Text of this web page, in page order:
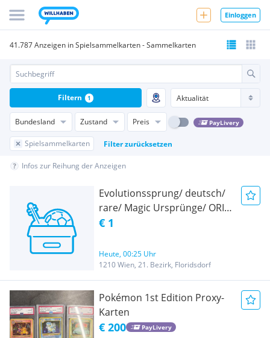
Einloggen
41.787 Anzeigen in Spielsammelkarten - Sammelkarten
Bundesland Zustand Preis PayLivery
Spielsammelkarten Filter zurücksetzen
Filtern 1
Infos zur Reihung der Anzeigen
Evolutionssprung/ deutsch/
rare/ Magic Ursprünge/ ORI/
Magic the gathering/ MTG!
€ 1
Heute, 00:25 Uhr
1210 Wien, 21. Bezirk, Floridsdorf
Pokémon 1st Edition Proxy-
Karten
€ 200 PayLivery